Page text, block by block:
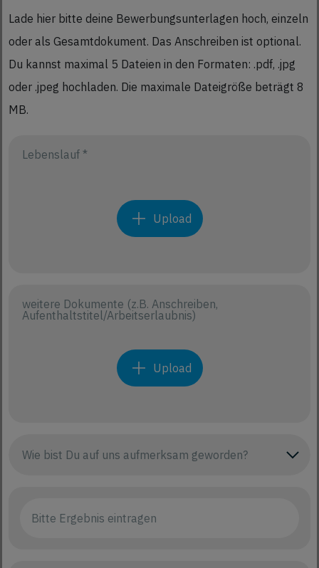
Lade hier bitte deine Bewerbungsunterlagen hoch, einzeln
oder als Gesamtdokument. Das Anschreiben ist optional.
Du kannst maximal 5 Dateien in den Formaten: .pdf, .jpg
oder .jpeg hochladen. Die maximale Dateigröße beträgt 8
MB.
Lebenslauf *
Upload
weitere Dokumente (z.B. Anschreiben,
Aufenthaltstitel/Arbeitserlaubnis)
Upload